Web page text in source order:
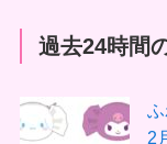
過去24時間
2